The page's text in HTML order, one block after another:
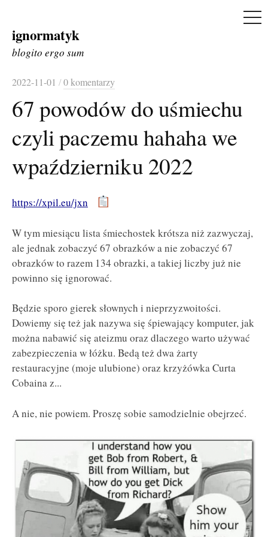
Skip
to
ignormatyk
blogito ergo sum
2022-11-01 /0 komentarzy
67 powodów do uśmiechu
czyli paczemu hahaha we
wpaździerniku 2022
https://xpil.eu/jxn
W tym miesiącu lista śmiechostek krótsza niż zazwyczaj,
ale jednak zobaczyć 67 obrazków a nie zobaczyć 67
obrazków to razem 134 obrazki, a takiej liczby już nie
powinno się ignorować.
Będzie sporo gierek słownych i nieprzyzwoitości.
Dowiemy się też jak nazywa się śpiewający komputer, jak
można nabawić się ateizmu oraz dlaczego warto używać
zabezpieczenia w łóżku. Bedą też dwa żarty
restauracyjne (moje ulubione) oraz krzyżówka Curta
Cobaina z...
A nie, nie powiem. Proszę sobie samodzielnie obejrzeć.